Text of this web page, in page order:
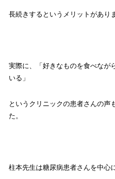
長続きするというメリットがあり
実際に、「好きなものを食べなが
いる」
というクリニックの患者さんの声
た。
柱本先生は糖尿病患者さんを中心